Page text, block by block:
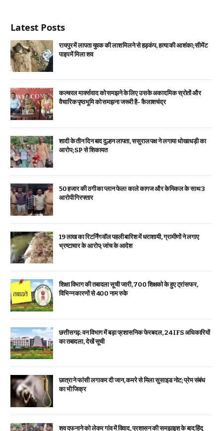
Latest Posts
रायपुर में लापता युवक की लाश मिलने से हड़कंप, हत्या की आशंका; सीमेंट
पाइप में मिला शव
कल्चरल मार्क्सवाद को समझने के लिए उसके अकादमिक स्रोतों और
वैचारिक पृष्ठभूमि को समझना जरूरी है- कैलाशचंद्र
शादी के तीन दिन बाद दुल्हन लापता, ससुराल पक्ष ने लगाया धोखाधड़ी का
आरोप; SP से शिकायत
₹50 हजार की ठगी का प्लान फेल! काले कागज और केमिकल के साथ 3
आरोपी गिरफ्तार
19 लाख का रिटर्निंग वॉल पहली बारिश में धराशायी, ग्रामीणों ने लगाए
भ्रष्टाचार के आरोप; जांच के आदेश
शिक्षा विभाग की तबादला सूची जारी, 700 शिक्षको के हुए ट्रांसफर,
विभिन्न कारणों से 400 नाम रुके
छत्तीसगढ़: वन विभाग में बड़ा प्रशासनिक फेरबदल, 24 IFS अधिकारियों
का तबादला, देखें सूची
छात्रा ने फांसी लगाकर दी जान, कमरे से मिला सुसाइड नोट; प्रेम संबंध
का भी जिक्र
शव दफनाने को लेकर गांव में विवाद, प्रशासन की समझाइश के बाद हिंदू